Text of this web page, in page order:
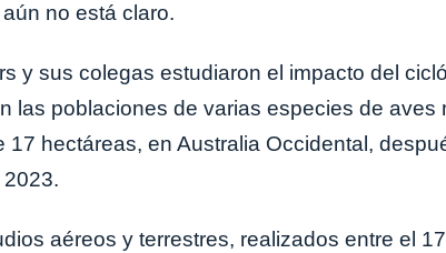
no está claro.
y sus colegas estudiaron el impacto del
las poblaciones de varias especies de
17 hectáreas, en Australia Occidental,
aéreos y terrestres, realizados entre el